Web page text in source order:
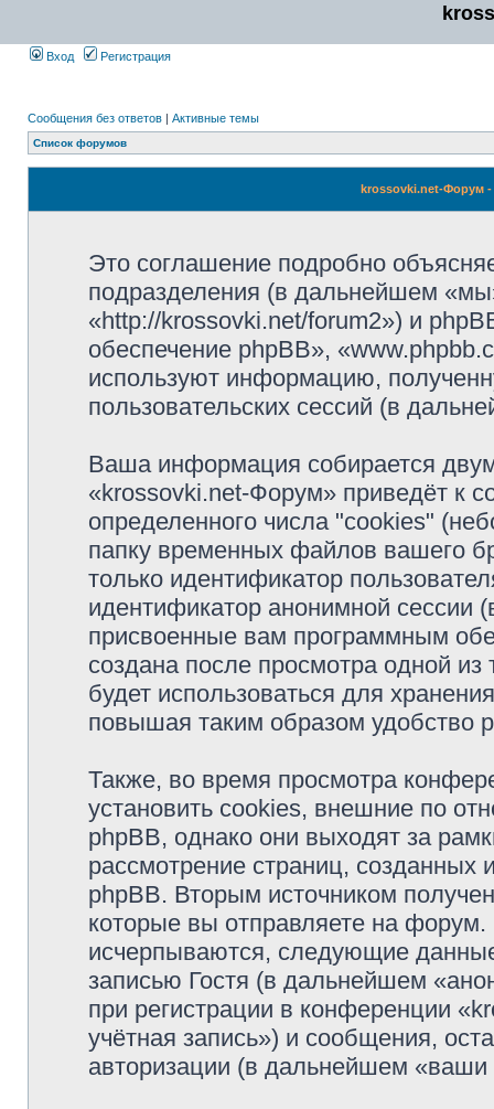
Вход Регистрация
Сообщения без ответов | Активные темы
Список форумов
krossovki.net-Форум
Это соглашение подробно
подразделения (в дальнейшем
«http://krossovki.net/forum2») и
обеспечение phpBB»,
используют информацию,
пользовательских сессий (в
Ваша информация собирается
«krossovki.net-Форум» приведёт к
определенного числа "cookies"
папку временных файлов вашего
только идентификатор
идентификатор анонимной сессии
присвоенные вам программным
создана после просмотра одной
будет использоваться для
повышая таким образом удобство
Также, во время просмотра
установить cookies, внешние по
phpBB, однако они выходят за
рассмотрение страниц,
phpBB. Вторым источником
которые вы отправляете на
исчерпываются, следующие
записью Гостя (в дальнейшем
при регистрации в конференции
учётная запись») и сообщения,
авторизации (в дальнейшем